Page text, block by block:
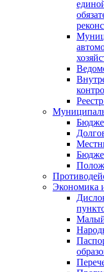
Экономика